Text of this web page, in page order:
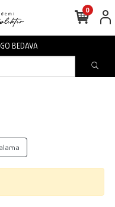
BEDAVA
0